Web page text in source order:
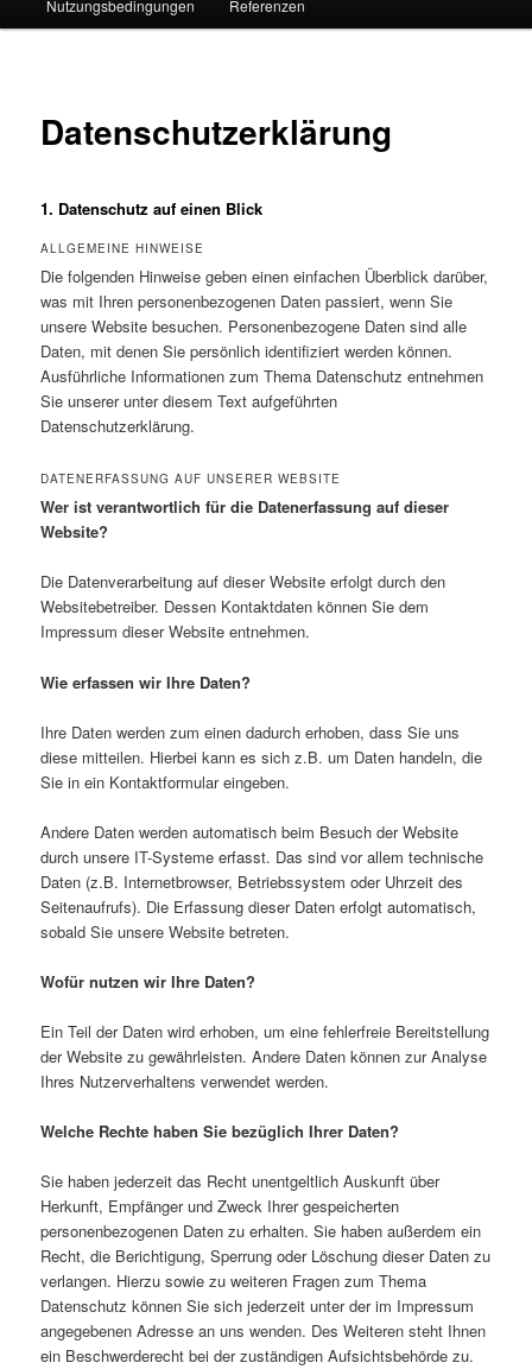
Nutzungsbedingungen Referenzen
Datenschutzerklärung
1. Datenschutz auf einen Blick
ALLGEMEINE HINWEISE
Die folgenden Hinweise geben einen einfachen Überblick darüber,
was mit Ihren personenbezogenen Daten passiert, wenn Sie
unsere Website besuchen. Personenbezogene Daten sind alle
Daten, mit denen Sie persönlich identifiziert werden können.
Ausführliche Informationen zum Thema Datenschutz entnehmen
Sie unserer unter diesem Text aufgeführten
Datenschutzerklärung.
DATENERFASSUNG AUF UNSERER WEBSITE
Wer ist verantwortlich für die Datenerfassung auf dieser
Website?
Die Datenverarbeitung auf dieser Website erfolgt durch den
Websitebetreiber. Dessen Kontaktdaten können Sie dem
Impressum dieser Website entnehmen.
Wie erfassen wir Ihre Daten?
Ihre Daten werden zum einen dadurch erhoben, dass Sie uns
diese mitteilen. Hierbei kann es sich z.B. um Daten handeln, die
Sie in ein Kontaktformular eingeben.
Andere Daten werden automatisch beim Besuch der Website
durch unsere IT-Systeme erfasst. Das sind vor allem technische
Daten (z.B. Internetbrowser, Betriebssystem oder Uhrzeit des
Seitenaufrufs). Die Erfassung dieser Daten erfolgt automatisch,
sobald Sie unsere Website betreten.
Wofür nutzen wir Ihre Daten?
Ein Teil der Daten wird erhoben, um eine fehlerfreie Bereitstellung
der Website zu gewährleisten. Andere Daten können zur Analyse
Ihres Nutzerverhaltens verwendet werden.
Welche Rechte haben Sie bezüglich Ihrer Daten?
Sie haben jederzeit das Recht unentgeltlich Auskunft über
Herkunft, Empfänger und Zweck Ihrer gespeicherten
personenbezogenen Daten zu erhalten. Sie haben außerdem ein
Recht, die Berichtigung, Sperrung oder Löschung dieser Daten zu
verlangen. Hierzu sowie zu weiteren Fragen zum Thema
Datenschutz können Sie sich jederzeit unter der im Impressum
angegebenen Adresse an uns wenden. Des Weiteren steht Ihnen
ein Beschwerderecht bei der zuständigen Aufsichtsbehörde zu.